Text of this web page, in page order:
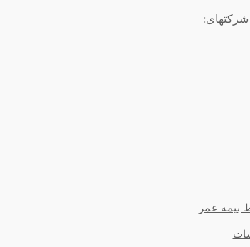
بیمه عمر